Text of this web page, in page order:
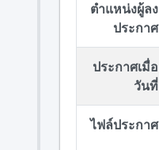
ตำแหน่งผู้ลง
ประกาศ
ประกาศเมื่อ
วันที่
ไฟล์ประกาศ